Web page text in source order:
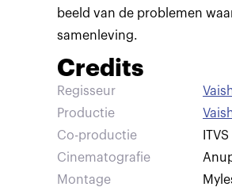
beeld van de problemen
samenleving.
Credits
Regisseur
Productie
Co-productie
Cinematografie
Montage